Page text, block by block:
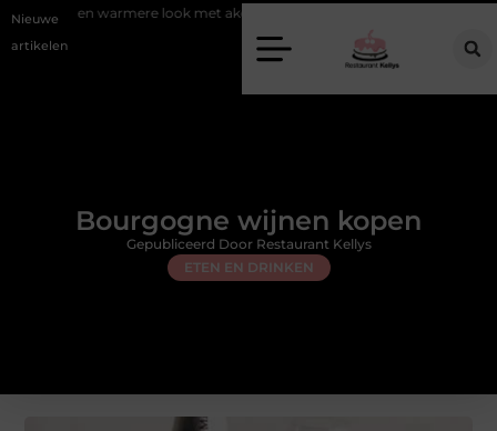
Nieuwe
artikelen
look met akoestische panelen
Bourgogne wijnen kopen
ETEN EN DRINKEN
Gepubliceerd Door Restaurant Kellys